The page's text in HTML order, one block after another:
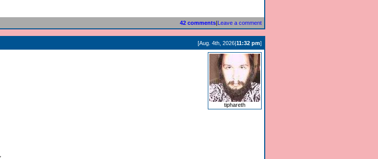
42 comments|Leave a comment
[Aug. 4th, 2026|11:32 pm]
tiphareth